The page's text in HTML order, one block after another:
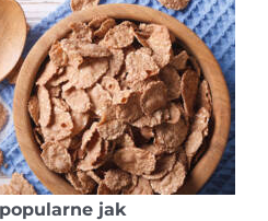
jak